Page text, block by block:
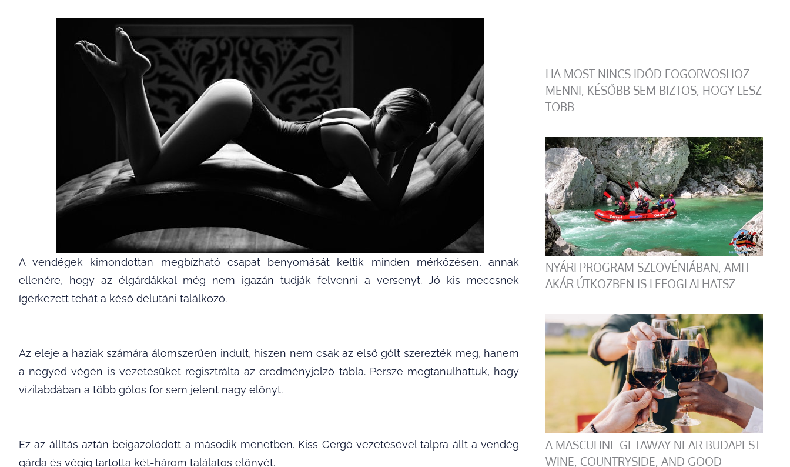
A vendégek kimondottan megbízható csapat benyomását keltik minden mérkőzésen, annak
ellenére, hogy az élgárdákkal még nem igazán tudják felvenni a versenyt. Jó kis meccsnek
ígérkezett tehát a késő délutáni találkozó.
Az eleje a haziak számára álomszerűen indult, hiszen nem csak az első gólt szerezték meg, hanem
a negyed végén is vezetésüket regisztrálta az eredményjelző tábla. Persze megtanulhattuk, hogy
vízilabdában a több gólos for sem jelent nagy előnyt.
Ez az állítás aztán beigazolódott a második menetben. Kiss Gergő vezetésével talpra állt a vendég
gárda és végig tartotta két-három találatos előnyét.
HA MOST NINCS IDŐD FOGORVOSHOZ
MENNI, KÉSŐBB SEM BIZTOS, HOGY LESZ
TÖBB
NYÁRI PROGRAM SZLOVÉNIÁBAN, AMIT
AKÁR ÚTKÖZBEN IS LEFOGLALHATSZ
A MASCULINE GETAWAY NEAR BUDAPEST:
WINE, COUNTRYSIDE, AND GOOD